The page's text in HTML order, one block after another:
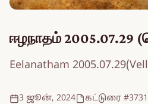
ஈழநாதம் 2005.07.29
Eelanatham
3 ஜூன், 2024 கட்டுரை #3731